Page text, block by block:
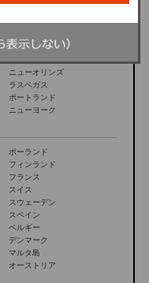
オーランド
ニューオリンズ
ラスベガス
ポートランド
ニューヨーク
ポーランド
フィンランド
フランス
スイス
スウェーデン
スペイン
ベルギー
デンマーク
マルタ島
オーストリア